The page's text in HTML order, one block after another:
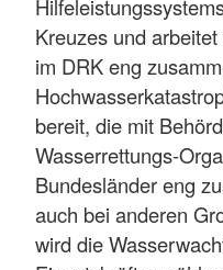
Kreuzes und
im DRK eng
bereit, die mit
Wasserrettungs-
Bundesländer eng
auch bei anderen
wird die